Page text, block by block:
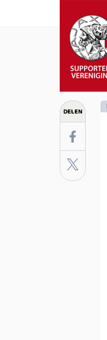
DELEN